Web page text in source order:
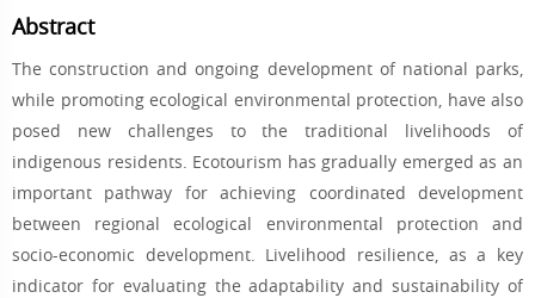
Abstract
The construction and ongoing development of national parks,
while promoting ecological environmental protection, have also
posed new challenges to the traditional livelihoods of
indigenous residents. Ecotourism has gradually emerged as an
important pathway for achieving coordinated development
between regional ecological environmental protection and
socio-economic development. Livelihood resilience, as a key
indicator for evaluating the adaptability and sustainability of